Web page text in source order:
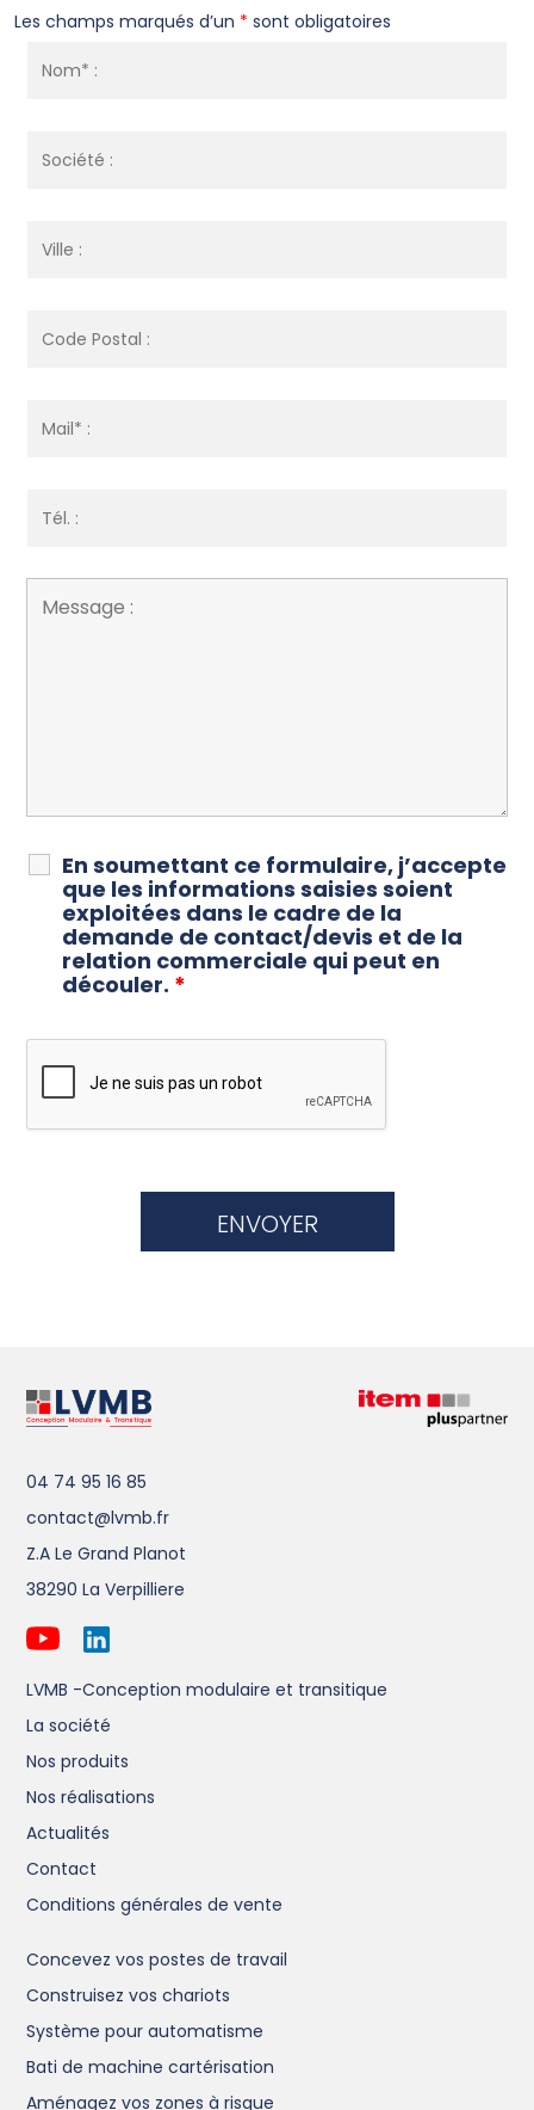
Les champs marqués d’un * sont obligatoires
En soumettant ce formulaire, j’accepte
que les informations saisies soient
exploitées dans le cadre de la
demande de contact/devis et de la
relation commerciale qui peut en
découler. *
04 74 95 16 85
contact@lvmb.fr
Z.A Le Grand Planot
38290 La Verpilliere
LVMB -Conception modulaire et transitique
La société
Nos produits
Nos réalisations
Actualités
Contact
Conditions générales de vente
Concevez vos postes de travail
Construisez vos chariots
Système pour automatisme
Bati de machine cartérisation
Aménagez vos zones à risque